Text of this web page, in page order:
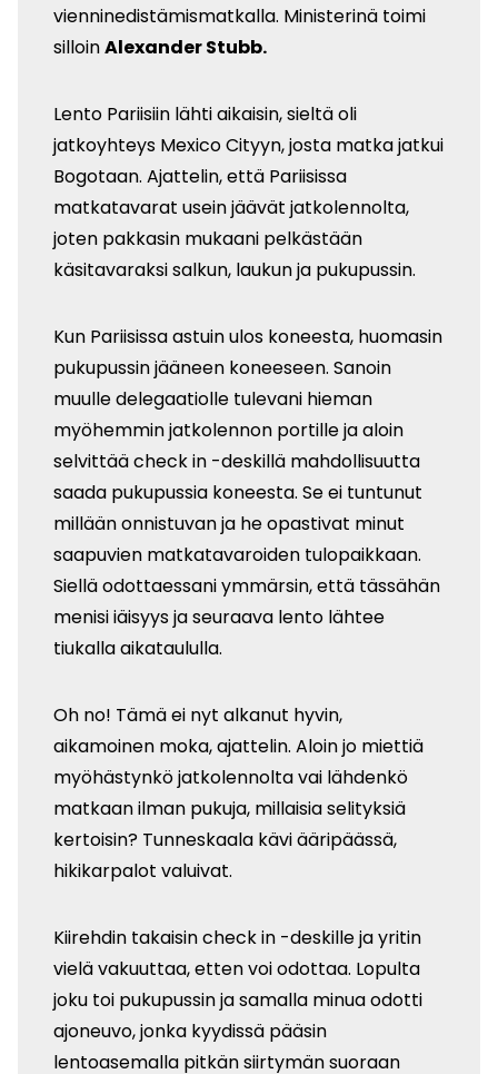
vienninedistämismatkalla. Ministerinä toimi
silloinAlexander Stubb.
Lento Pariisiin lähti aikaisin, sieltä oli
jatkoyhteys Mexico Cityyn, josta matka jatkui
Bogotaan. Ajattelin, että Pariisissa
matkatavarat usein jäävät jatkolennolta,
joten pakkasin mukaani pelkästään
käsitavaraksi salkun, laukun ja pukupussin.
Kun Pariisissa astuin ulos koneesta, huomasin
pukupussin jääneen koneeseen. Sanoin
muulle delegaatiolle tulevani hieman
myöhemmin jatkolennon portille ja aloin
selvittää check in -deskillä mahdollisuutta
saada pukupussia koneesta. Se ei tuntunut
millään onnistuvan ja he opastivat minut
saapuvien matkatavaroiden tulopaikkaan.
Siellä odottaessani ymmärsin, että tässähän
menisi iäisyys ja seuraava lento lähtee
tiukalla aikataululla.
Oh no! Tämä ei nyt alkanut hyvin,
aikamoinen moka, ajattelin. Aloin jo miettiä
myöhästynkö jatkolennolta vai lähdenkö
matkaan ilman pukuja, millaisia selityksiä
kertoisin? Tunneskaala kävi ääripäässä,
hikikarpalot valuivat.
Kiirehdin takaisin check in -deskille ja yritin
vielä vakuuttaa, etten voi odottaa. Lopulta
joku toi pukupussin ja samalla minua odotti
ajoneuvo, jonka kyydissä pääsin
lentoasemalla pitkän siirtymän suoraan